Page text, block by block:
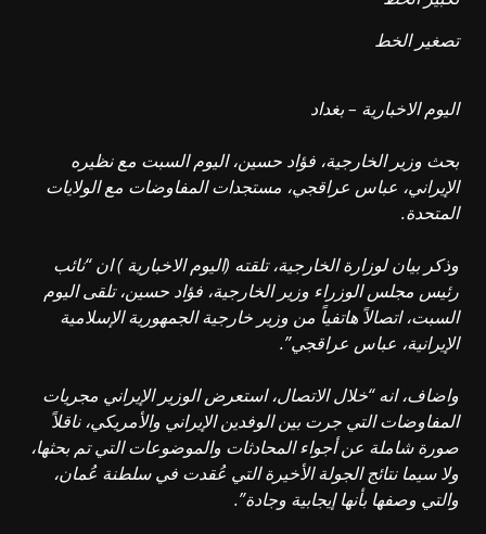
تصغير الخط
اليوم الاخبارية – بغداد
بحث وزير الخارجية، فؤاد حسين، اليوم السبت مع نظيره
الإيراني، عباس عراقجي، مستجدات المفاوضات مع الولايات
المتحدة.
وذكر بيان لوزارة الخارجية، تلقته (اليوم الاخبارية ) ان “نائب
رئيس مجلس الوزراء وزير الخارجية، فؤاد حسين، تلقى اليوم
السبت، اتصالاً هاتفياً من وزير خارجية الجمهورية الإسلامية
الإيرانية، عباس عراقجي”.
واضاف، انه “خلال الاتصال، استعرض الوزير الإيراني مجريات
المفاوضات التي جرت بين الوفدين الإيراني والأمريكي، ناقلاً
صورة شاملة عن أجواء المحادثات والموضوعات التي تم بحثها،
ولا سيما نتائج الجولة الأخيرة التي عُقدت في سلطنة عُمان،
والتي وصفها بأنها إيجابية وجادة”.